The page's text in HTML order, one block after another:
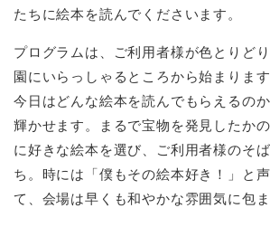
たちに絵本を読んでくださいます。
プログラムは、ご利用者様が色とりど
園にいらっしゃるところから始まりま
今日はどんな絵本を読んでもらえるの
輝かせます。まるで宝物を発見したか
に好きな絵本を選び、ご利用者様のそ
ち。時には「僕もその絵本好き！」と
て、会場は早くも和やかな雰囲気に包ま